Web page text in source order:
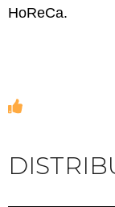
HoReCa.